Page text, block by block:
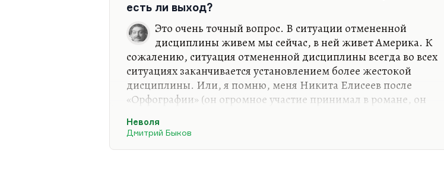
есть ли выход?
Это очень точный вопрос. В ситуации отмененной
дисциплины живем мы сейчас, в ней живет Америка. К
сожалению, ситуация отмененной дисциплины всегда во всех
ситуациях заканчивается установлением более жестокой
дисциплины. Или, я помню, меня Никита Елисеев после
«Орфографии» (он огромное участие принимал в романе, он
соблюдать условности?» Вот там в романе условность
правописания. Я говорю: «Да, можно. Человек,
Неволя
Дмитрий Быков